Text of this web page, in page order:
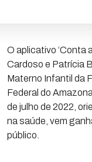
O aplicativo ‘Conta
Cardoso e Patrícia
Materno Infantil da
Federal do
de julho de 2022,
na saúde, vem
público.